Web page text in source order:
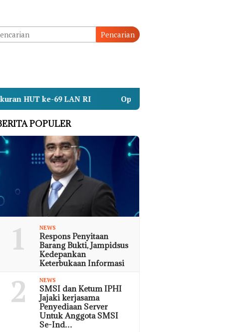
Pencarian
RI Operasi SAR KMP Mutiara Sentosa II Beralih ke
POPULER
1 NEWS
Respons Penyitaan
Barang Bukti, Jampidsus
Kedepankan
Keterbukaan Informasi
2 NEWS
SMSI dan Ketum IPHI
Jajaki kerjasama
Penyediaan Server
Untuk Anggota SMSI
Se-Ind…